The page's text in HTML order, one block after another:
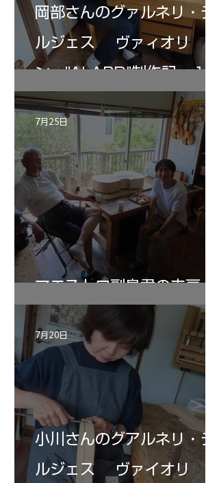
岡部さんのグァルネリ・デ
ルジェス ヴァィオリ
ン ”ALARD"制作記 １2
マエストロ副島君の来房
7月25日
小川さんのグアルネリ・デ
ルジェス ヴァイオリ
7月20日